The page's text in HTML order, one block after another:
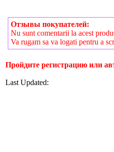
Отзывы покупателей:
Nu sunt comentarii la acest
Va rugam sa va logati pentru a
Пройдите регистрацию или
Last Updated: